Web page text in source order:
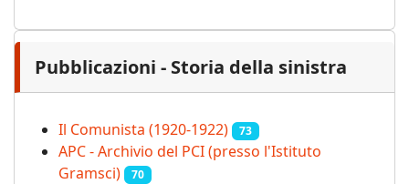
Pubblicazioni - Storia della sinistra
Il Comunista (1920-1922) 73
APC - Archivio del PCI (presso l'Istituto
Gramsci)
70